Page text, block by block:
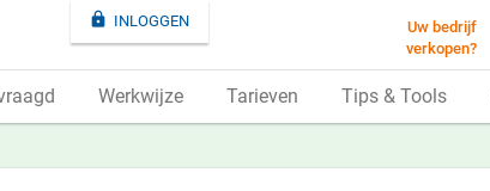
 INLOGGEN
Uw bedrijf
verkopen?
Werkwijze Tarieven Tips & Tools